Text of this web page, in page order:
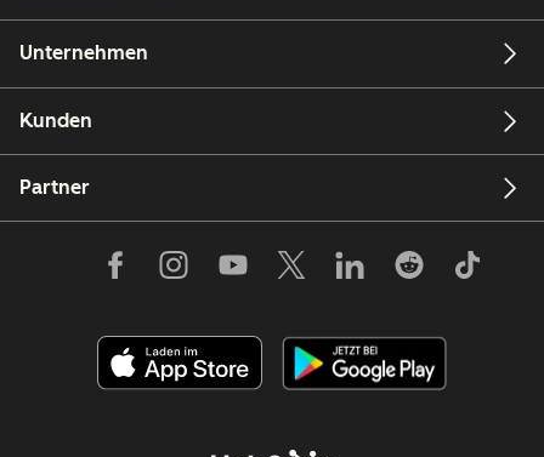
Unternehmen
Kunden
Partner